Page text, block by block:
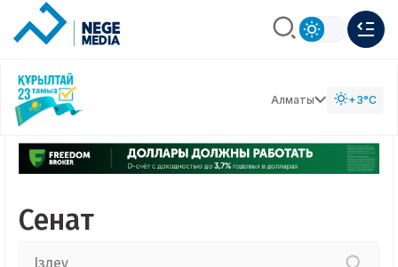
Алматы +3°C
Сенат